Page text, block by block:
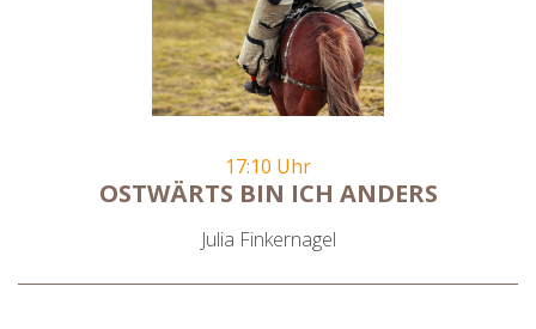
17:10 Uhr
OSTWÄRTS BIN ICH ANDERS
Julia Finkernagel